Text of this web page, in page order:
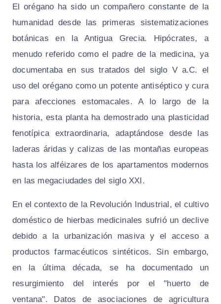
El orégano ha sido un compañero constante de la
humanidad desde las primeras sistematizaciones
botánicas en la Antigua Grecia. Hipócrates, a
menudo referido como el padre de la medicina, ya
documentaba en sus tratados del siglo V a.C. el
uso del orégano como un potente antiséptico y cura
para afecciones estomacales. A lo largo de la
historia, esta planta ha demostrado una plasticidad
fenotípica extraordinaria, adaptándose desde las
laderas áridas y calizas de las montañas europeas
hasta los alféizares de los apartamentos modernos
en las megaciudades del siglo XXI.
En el contexto de la Revolución Industrial, el cultivo
doméstico de hierbas medicinales sufrió un declive
debido a la urbanización masiva y el acceso a
productos farmacéuticos sintéticos. Sin embargo,
en la última década, se ha documentado un
resurgimiento del interés por el "huerto de
ventana". Datos de asociaciones de agricultura